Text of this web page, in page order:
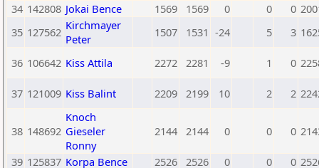
34 142808 Jokai Bence 1569 1569 0 0 0
35 127562 Kirchmayer
Peter
1507 1531 -24 5 3
36 106642 Kiss Attila 2272 2281 -9 1 0
37 121009 Kiss Balint 2209 2199 10 2 2
38 148692
Knoch
Gieseler
Ronny
2144 2144 0 0 0
39 125837 Korpa Bence 2526 2526 0 0 0